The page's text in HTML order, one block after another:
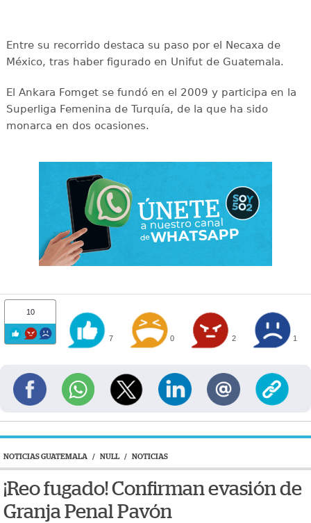
Entre su recorrido destaca su paso por el Necaxa de
México, tras haber figurado en Unifut de Guatemala.
El Ankara Fomget se fundó en el 2009 y participa en la
Superliga Femenina de Turquía, de la que ha sido
monarca en dos ocasiones.
10
7 0 2 1
NOTICIAS GUATEMALA / NULL / NOTICIAS
¡Reo fugado! Confirman evasión de
Granja Penal Pavón